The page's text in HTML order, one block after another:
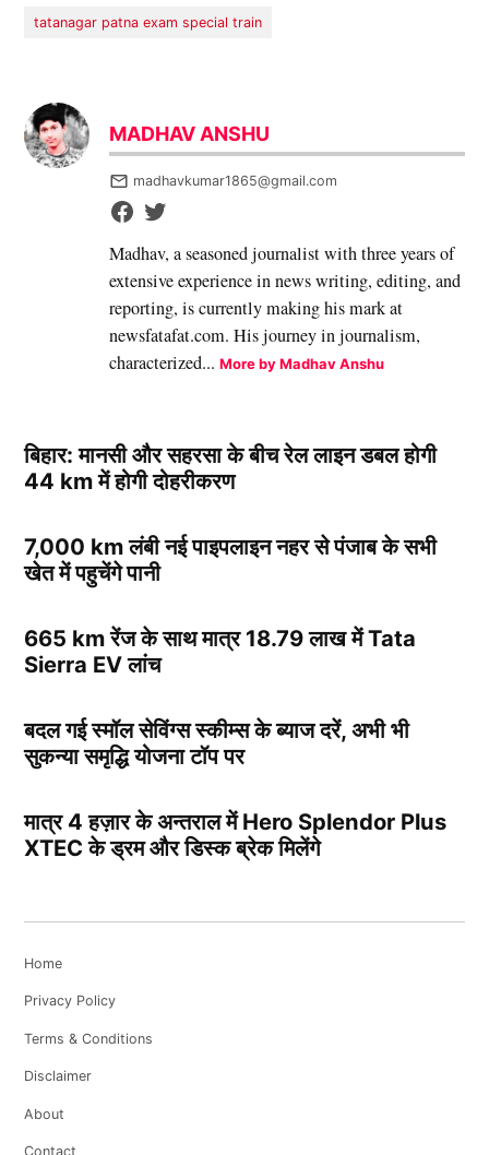
tatanagar patna exam special train
MADHAV ANSHU
madhavkumar1865@gmail.com
Madhav, a seasoned journalist with three years of
extensive experience in news writing, editing, and
reporting, is currently making his mark at
newsfatafat.com. His journey in journalism,
characterized...More by Madhav Anshu
बिहार: मानसी और सहरसा के बीच रेल लाइन डबल होगी
44 km में होगी दोहरीकरण
7,000 km लंबी नई पाइपलाइन नहर से पंजाब के सभी
खेत में पहुचेंगे पानी
665 km रेंज के साथ मात्र 18.79 लाख में Tata
Sierra EV लांच
बदल गई स्मॉल सेविंग्स स्कीम्स के ब्याज दरें, अभी भी
सुकन्या समृद्धि योजना टॉप पर
मात्र 4 हज़ार के अन्तराल में Hero Splendor Plus
XTEC के ड्रम और डिस्क ब्रेक मिलेंगे
Home
Privacy Policy
Terms & Conditions
Disclaimer
About
Contact